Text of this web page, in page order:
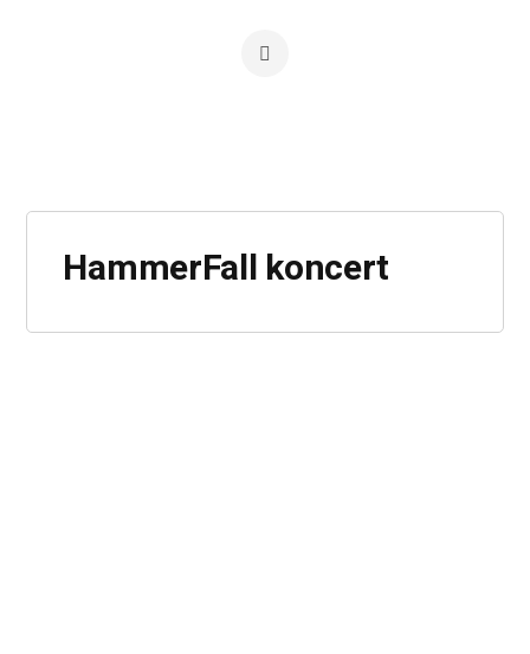
HammerFall koncert